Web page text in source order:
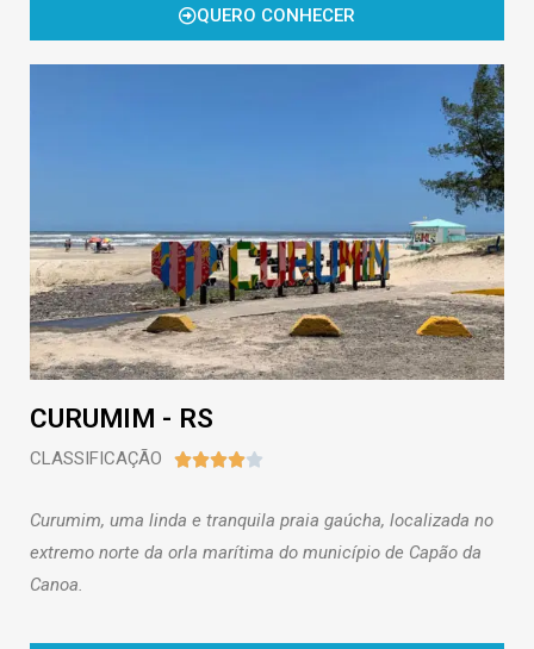
QUERO CONHECER
CURUMIM - RS
CLASSIFICAÇÃO 
Curumim, uma linda e tranquila praia gaúcha, localizada no
extremo norte da orla marítima do município de Capão da
Canoa.